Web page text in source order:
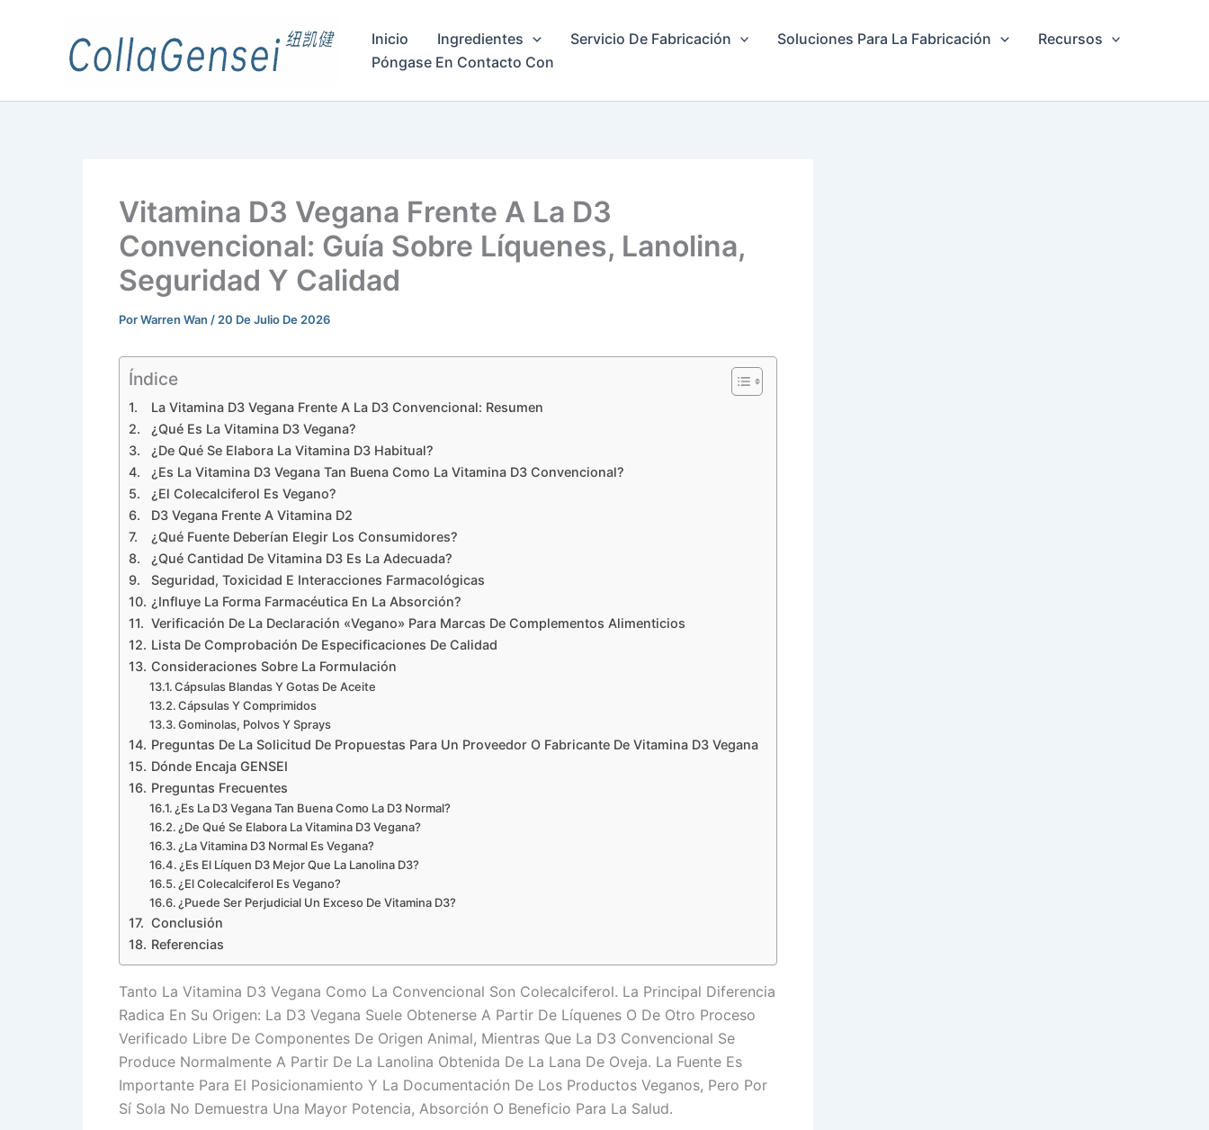
Inicio Ingredientes Servicio De Fabricación Soluciones Para La Fabricación
Recursos
Póngase En Contacto Con
Vitamina D3 Vegana Frente A La D3
Convencional: Guía Sobre Líquenes, Lanolina,
Seguridad Y Calidad
PorWarren Wan / 20 De Julio De 2026
Índice
La Vitamina D3 Vegana Frente A La D3 Convencional: Resumen
¿Qué Es La Vitamina D3 Vegana?
¿De Qué Se Elabora La Vitamina D3 Habitual?
¿Es La Vitamina D3 Vegana Tan Buena Como La Vitamina D3 Convencional?
¿El Colecalciferol Es Vegano?
D3 Vegana Frente A Vitamina D2
¿Qué Fuente Deberían Elegir Los Consumidores?
¿Qué Cantidad De Vitamina D3 Es La Adecuada?
Seguridad, Toxicidad E Interacciones Farmacológicas
¿Influye La Forma Farmacéutica En La Absorción?
Verificación De La Declaración «vegano» Para Marcas De Complementos Alimenticios
Lista De Comprobación De Especificaciones De Calidad
Consideraciones Sobre La Formulación
Cápsulas Blandas Y Gotas De Aceite
Cápsulas Y Comprimidos
Gominolas, Polvos Y Sprays
Preguntas De La Solicitud De Propuestas Para Un Proveedor O Fabricante De Vitamina D3 Vegana
Dónde Encaja GENSEI
Preguntas Frecuentes
¿Es La D3 Vegana Tan Buena Como La D3 Normal?
¿De Qué Se Elabora La Vitamina D3 Vegana?
¿La Vitamina D3 Normal Es Vegana?
¿Es El Líquen D3 Mejor Que La Lanolina D3?
¿El Colecalciferol Es Vegano?
¿Puede Ser Perjudicial Un Exceso De Vitamina D3?
Conclusión
Referencias
Tanto La Vitamina D3 Vegana Como La Convencional Son Colecalciferol. La Principal Diferencia
Radica En Su Origen: La D3 Vegana Suele Obtenerse A Partir De Líquenes O De Otro Proceso
Verificado Libre De Componentes De Origen Animal, Mientras Que La D3 Convencional Se
Produce Normalmente A Partir De La Lanolina Obtenida De La Lana De Oveja. La Fuente Es
Importante Para El Posicionamiento Y La Documentación De Los Productos Veganos, Pero Por
Sí Sola No Demuestra Una Mayor Potencia, Absorción O Beneficio Para La Salud.